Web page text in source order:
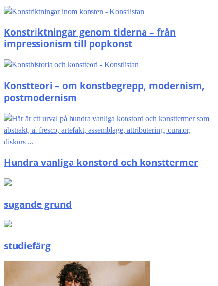
Konstriktningar genom tiderna – från
impressionism till popkonst
Konstteori – om konstbegrepp, modernism,
postmodernism
Hundra vanliga konstord och konsttermer
sugande grund
studiefärg